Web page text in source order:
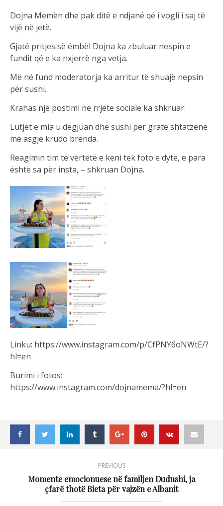
Dojna Memën dhe pak ditë e ndjanë që i vogli i saj të
vijë në jetë.
Gjatë pritjes së ëmbël Dojna ka zbuluar nespin e
fundit që e ka nxjerrë nga vetja.
Më në fund moderatorja ka arritur të shuajë nepsin
për sushi.
Krahas një postimi në rrjete sociale ka shkruar:
Lutjet e mia u dëgjuan dhe sushi për gratë shtatzënë
me asgjë krudo brenda.
Reagimin tim të vërtetë e keni tek foto e dytë, e para
është sa për insta, – shkruan Dojna.
Linku: https://www.instagram.com/p/CfPNY6oNWtE/?
hl=en
Burimi i fotos:
https://www.instagram.com/dojnamema/?hl=en
PREVIOUS
Momente emocionuese në familjen Dudushi, ja
çfarë thotë Bieta për vajzën e Albanit